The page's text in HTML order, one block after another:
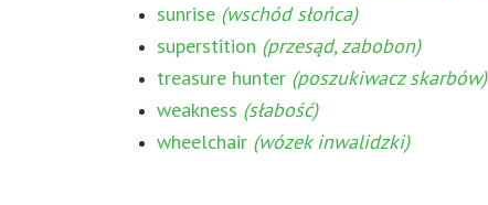
sunrise (wschód słońca)
superstition (przesąd, zabobon)
treasure hunter (poszukiwacz skarbów)
weakness (słabość)
wheelchair (wózek inwalidzki)